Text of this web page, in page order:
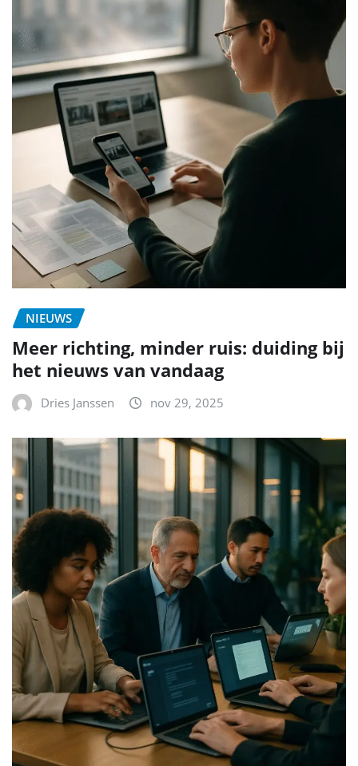
NIEUWS
Meer richting, minder ruis: duiding bij
het nieuws van vandaag
Dries Janssen nov 29, 2025